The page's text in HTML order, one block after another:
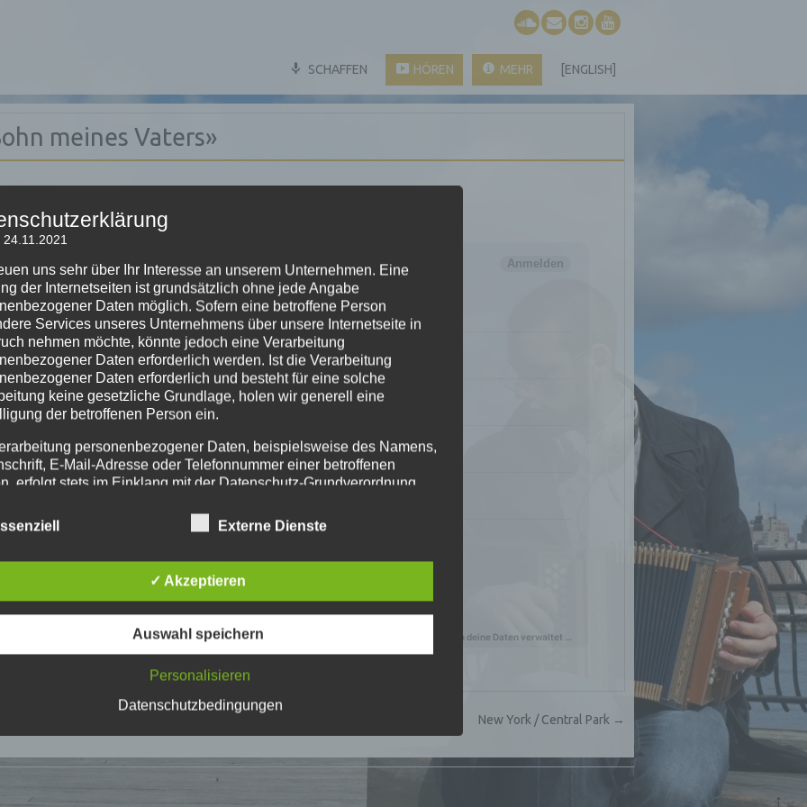
SCHAFFEN HÖREN MEHR [ENGLISH]
meines Vaters»
New York / Central Park →
↑
24.11.2021
uns sehr über Ihr Interesse an unserem Unternehmen. Eine
der Internetseiten ist grundsätzlich ohne jede Angabe
Daten möglich. Sofern eine betroffene Person
Services unseres Unternehmens über unsere Internetseite in
nehmen möchte, könnte jedoch eine Verarbeitung
Daten erforderlich werden. Ist die Verarbeitung
Daten erforderlich und besteht für eine solche
keine gesetzliche Grundlage, holen wir generell eine
der betroffenen Person ein.
personenbezogener Daten, beispielsweise des Namens,
E-Mail-Adresse oder Telefonnummer einer betroffenen
erfolgt stets im Einklang mit der Datenschutz-Grundverordnung
Mittels dieser Datenschutzerklärung möchte
die Öffentlichkeit über Art, Umfang und Zweck der von
Ferner werden betroffene Personen mittels dieser
über die ihnen zustehenden Rechte aufgeklärt.
Maßnahmen umgesetzt, um einen möglichst
Schutz der über diese Internetseite verarbeiteten
Daten sicherzustellen. Dennoch können
Datenübertragungen grundsätzlich Sicherheitslücken
sodass ein absoluter Schutz nicht gewährleistet werden kann.
an uns zu übermitteln.
Externe Dienste
✓ Akzeptieren
Auswahl speichern
Personalisieren
Datenschutzbedingungen